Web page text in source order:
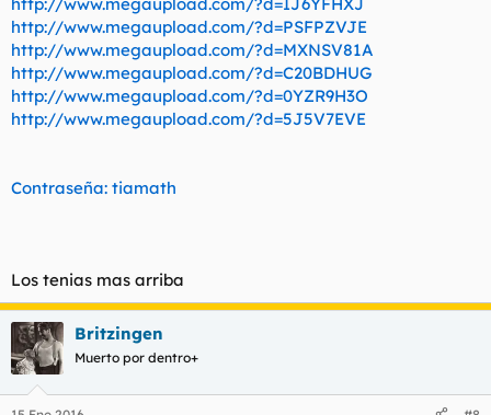
http://www.megaupload.com/?d=PSFPZVJE
http://www.megaupload.com/?d=MXNSV81A
http://www.megaupload.com/?d=C20BDHUG
http://www.megaupload.com/?d=0YZR9H3O
http://www.megaupload.com/?d=5J5V7EVE
Contraseña: tiamath
Los tenias mas arriba
Britzingen
Muerto por dentro+